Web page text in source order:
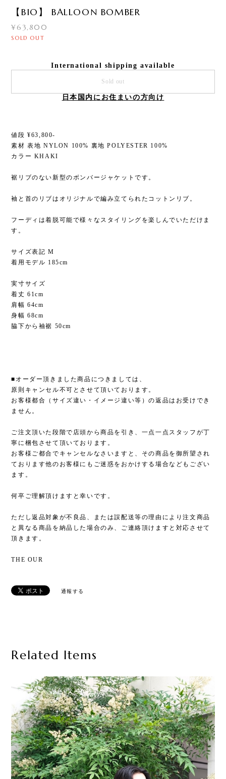
【BIO】 BALLOON BOMBER
¥63,800
SOLD OUT
International shipping available
Sold out
日本国内にお住まいの方向け
値段 ¥63,800-
素材 表地 NYLON 100% 裏地 POLYESTER 100%
カラー KHAKI
裾リブのない新型のボンバージャケットです。
袖と首のリブはオリジナルで編み立てられたコットンリブ。
フーディは着脱可能で様々なスタイリングを楽しんでいただけま
す。
サイズ表記 M
着用モデル 185cm
実寸サイズ
着丈 61cm
肩幅 64cm
身幅 68cm
脇下から袖裾 50cm
■オーダー頂きました商品につきましては、
原則キャンセル不可とさせて頂いております。
お客様都合（サイズ違い・イメージ違い等）の返品はお受けでき
ません。
ご注文頂いた段階で店頭から商品を引き、一点一点スタッフが丁
寧に梱包させて頂いております。
お客様ご都合でキャンセルなさいますと、その商品を御所望され
ております他のお客様にもご迷惑をおかけする場合などもござい
ます。
何卒ご理解頂けますと幸いです。
ただし返品対象が不良品、または誤配送等の理由により注文商品
と異なる商品を納品した場合のみ、ご連絡頂けますと対応させて
頂きます。
THE OUR
通報する
Related Items